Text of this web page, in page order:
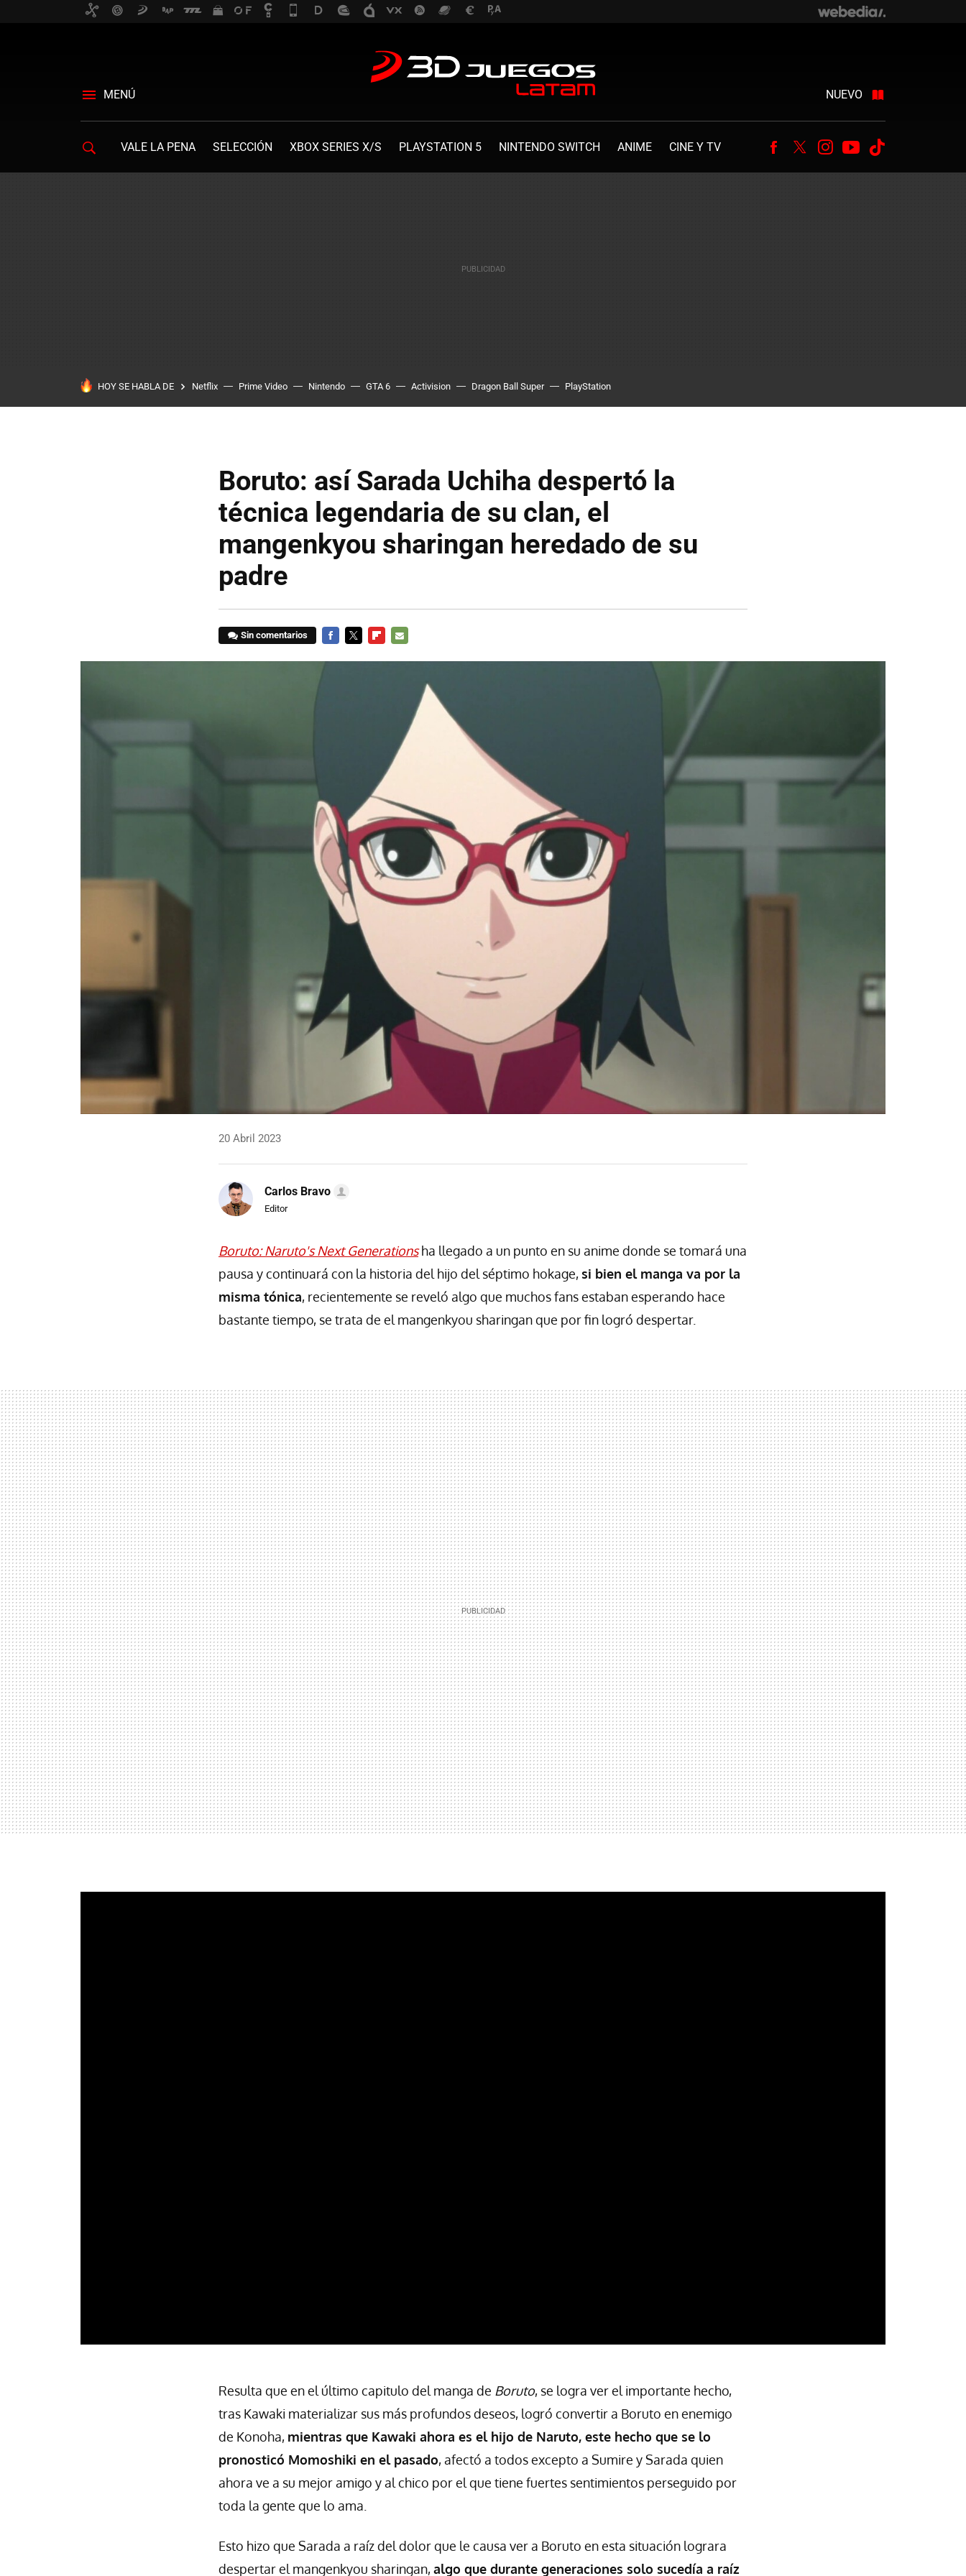
MENÚ NUEVO
VALE LA PENA SELECCIÓN XBOX SERIES X/S PLAYSTATION 5 NINTENDO SWITCH ANIME CINE Y TV Facebook
TwitterInstagram
Youtube
HOY SE HABLA DE Netflix Prime Video Nintendo GTA 6 Activision Dragon Ball Super PlayStation
Boruto: así Sarada Uchiha despertó la
técnica legendaria de su clan, el
mangenkyou sharingan heredado de su
padre
Sin comentarios
20 Abril 2023
Carlos Bravo
Editor
Boruto: Naruto's Next Generationsha llegado a un punto en su anime donde se tomará una
pausa y continuará con la historia del hijo del séptimo hokage, si bien el manga va por la
misma tónica, recientemente se reveló algo que muchos fans estaban esperando hace
bastante tiempo, se trata de el mangenkyou sharingan que por fin logró despertar.
Resulta que en el último capitulo del manga de Boruto, se logra ver el importante hecho,
tras Kawaki materializar sus más profundos deseos, logró convertir a Boruto en enemigo
de Konoha, mientras que Kawaki ahora es el hijo de Naruto, este hecho que se lo
pronosticó Momoshiki en el pasado, afectó a todos excepto a Sumire y Sarada quien
ahora ve a su mejor amigo y al chico por el que tiene fuertes sentimientos perseguido por
toda la gente que lo ama.
Esto hizo que Sarada a raíz del dolor que le causa ver a Boruto en esta situación lograra
despertar el mangenkyou sharingan,algo que durante generaciones solo sucedía a raíz